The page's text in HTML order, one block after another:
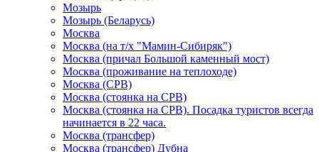
Мозырь
Мозырь (Беларусь)
Москва
Москва (на т/х "Мамин-Сибиряк")
Москва (причал Большой каменный мост)
Москва (проживание на теплоходе)
Москва (СРВ)
Москва (стоянка на СРВ)
Москва (стоянка на СРВ). Посадка туристов всегда
начинается в 22 часа.
Москва (трансфер)
Москва (трансфер) Дубна